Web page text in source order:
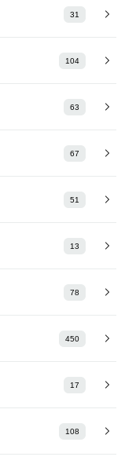
31
104
63
67
51
13
78
450
17
108